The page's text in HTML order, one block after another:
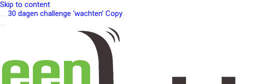
Skip to content
30 dagen challenge ‘wachten’ Copy